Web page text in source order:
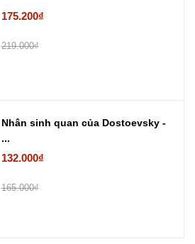
175.200₫
219.000₫
Nhân sinh quan của Dostoevsky -
...
132.000₫
165.000₫